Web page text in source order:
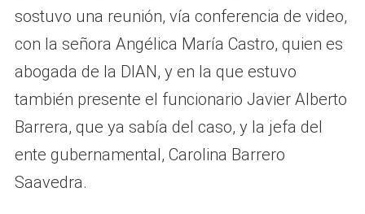
sostuvo una reunión, vía conferencia de video,
con la señora Angélica María Castro, quien es
abogada de la DIAN, y en la que estuvo
también presente el funcionario Javier Alberto
Barrera, que ya sabía del caso, y la jefa del
ente gubernamental, Carolina Barrero
Saavedra.